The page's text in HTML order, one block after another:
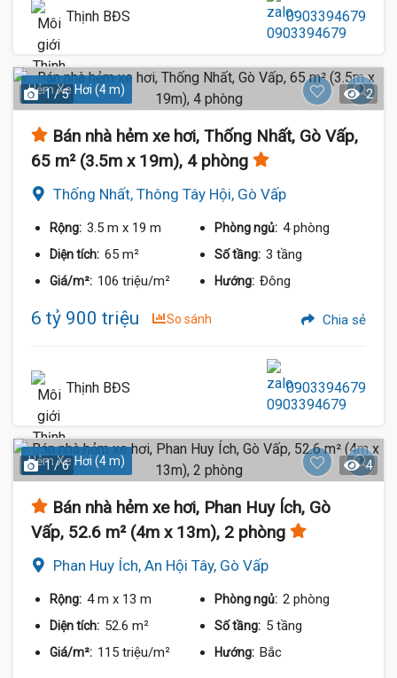
Thịnh BĐS 0903394679
Hẻm Xe Hơi (4 m)
1 / 5 2
Bán nhà hẻm xe hơi, Thống Nhất, Gò Vấp,
65 m² (3.5m x 19m), 4 phòng
Thống Nhất, Thông Tây Hội, Gò Vấp
Rộng: 3.5 m x 19 m Phòng ngủ: 4 phòng
Diện tích: 65 m² Số tầng: 3 tầng
Giá/m²: 106 triệu/m² Hướng: Đông
6 tỷ 900 triệu So sánh Chia sẻ
Thịnh BĐS 0903394679
Hẻm Xe Hơi (4 m)
1 / 6 4
Bán nhà hẻm xe hơi, Phan Huy Ích, Gò
Vấp, 52.6 m² (4m x 13m), 2 phòng
Phan Huy Ích, An Hội Tây, Gò Vấp
Rộng: 4 m x 13 m Phòng ngủ: 2 phòng
Diện tích: 52.6 m² Số tầng: 5 tầng
Giá/m²: 115 triệu/m² Hướng: Bắc